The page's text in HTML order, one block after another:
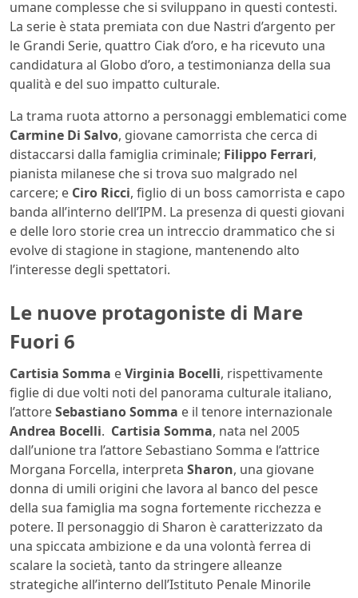
umane complesse che si sviluppano in questi contesti.
La serie è stata premiata con due Nastri d’argento per
le Grandi Serie, quattro Ciak d’oro, e ha ricevuto una
candidatura al Globo d’oro, a testimonianza della sua
qualità e del suo impatto culturale.
La trama ruota attorno a personaggi emblematici come
Carmine Di Salvo, giovane camorrista che cerca di
distaccarsi dalla famiglia criminale; Filippo Ferrari,
pianista milanese che si trova suo malgrado nel
carcere; e Ciro Ricci, figlio di un boss camorrista e capo
banda all’interno dell’IPM. La presenza di questi giovani
e delle loro storie crea un intreccio drammatico che si
evolve di stagione in stagione, mantenendo alto
l’interesse degli spettatori.
Le nuove protagoniste di Mare
Fuori 6
Cartisia Somma eVirginia Bocelli, rispettivamente
figlie di due volti noti del panorama culturale italiano,
l’attoreSebastiano Somma e il tenore internazionale
Andrea Bocelli. Cartisia Somma, nata nel 2005
dall’unione tra l’attore Sebastiano Somma e l’attrice
Morgana Forcella, interpreta Sharon, una giovane
donna di umili origini che lavora al banco del pesce
della sua famiglia ma sogna fortemente ricchezza e
potere. Il personaggio di Sharon è caratterizzato da
una spiccata ambizione e da una volontà ferrea di
scalare la società, tanto da stringere alleanze
strategiche all’interno dell’Istituto Penale Minorile